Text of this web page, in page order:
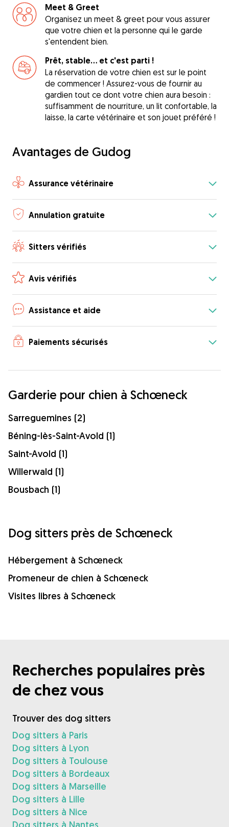
Meet & Greet
Organisez un meet & greet pour vous assurer
que votre chien et la personne qui le garde
s'entendent bien.
Prêt, stable... et c'est parti !
La réservation de votre chien est sur le point
de commencer ! Assurez-vous de fournir au
gardien tout ce dont votre chien aura besoin :
suffisamment de nourriture, un lit confortable, la
laisse, la carte vétérinaire et son jouet préféré !
Avantages de Gudog
Assurance vétérinaire
Annulation gratuite
Sitters vérifiés
Avis vérifiés
Assistance et aide
Paiements sécurisés
Garderie pour chien à Schœneck
Sarreguemines (2)
Béning-lès-Saint-Avold (1)
Saint-Avold (1)
Willerwald (1)
Bousbach (1)
Dog sitters près de Schœneck
Hébergement à Schœneck
Promeneur de chien à Schœneck
Visites libres à Schœneck
Recherches populaires près
de chez vous
Trouver des dog sitters
Dog sitters à Paris
Dog sitters à Lyon
Dog sitters à Toulouse
Dog sitters à Bordeaux
Dog sitters à Marseille
Dog sitters à Lille
Dog sitters à Nice